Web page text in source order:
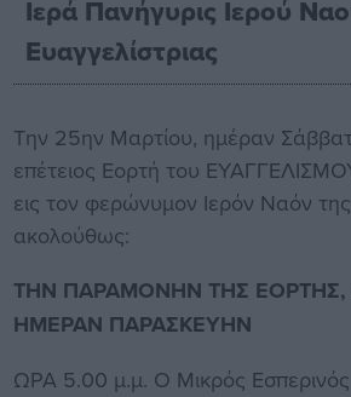
Ιερά Πανήγυρις Ιερού
Ευαγγελίστριας
Την 25ην Μαρτίου, ημέραν
επέτειος Εορτή του
εις τον φερώνυμον Ιερόν Ναόν
ακολούθως:
ΤΗΝ ΠΑΡΑΜΟΝΗΝ ΤΗΣ ΕΟΡΤΗΣ,
ΗΜΕΡΑΝ ΠΑΡΑΣΚΕΥΗΝ
ΩΡΑ 5.00 μ.μ. Ο Μικρός Εσπερινός